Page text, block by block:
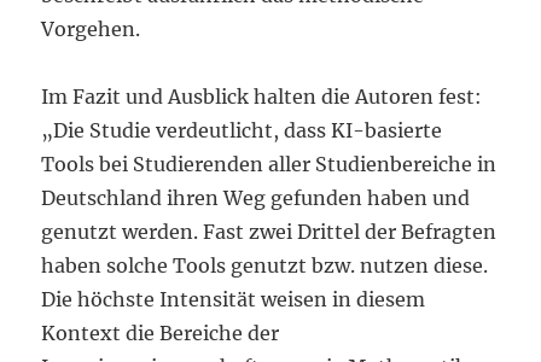
Vorgehen.
Im Fazit und Ausblick halten die Autoren fest:
„Die Studie verdeutlicht, dass KI-basierte
Tools bei Studierenden aller Studienbereiche in
Deutschland ihren Weg gefunden haben und
genutzt werden. Fast zwei Drittel der Befragten
haben solche Tools genutzt bzw. nutzen diese.
Die höchste Intensität weisen in diesem
Kontext die Bereiche der